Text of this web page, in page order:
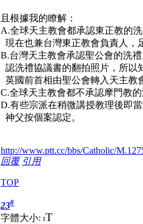
且根據我的瞭解：
A.全球天主教會都承認東正教的
現在也兼台灣東正教會負責人，
B.台灣天主教會承認聖公會的洗
認洗禮協議書的翻拍照片，所以
英國前首相由聖公會轉入天主教
C.全球天主教會都不承認摩門教的
D.有些宗派在稍微講授教理後即
神父按個案認定。
http://www.ptt.cc/bbs/Catholic/
回覆 引用
TOP
23#
字體大小: tT